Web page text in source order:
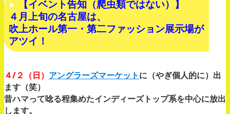
【イベント告知（爬虫類ではない）】
４月上旬の名古屋は、
吹上ホール第一・第二ファッション展示場が
アツイ！
４/２（日） アングラーズマーケットに（やぎ個人的に）出
ます（笑）
昔ハマって唸る程集めたインディーズトップ系を中心に放出
します。